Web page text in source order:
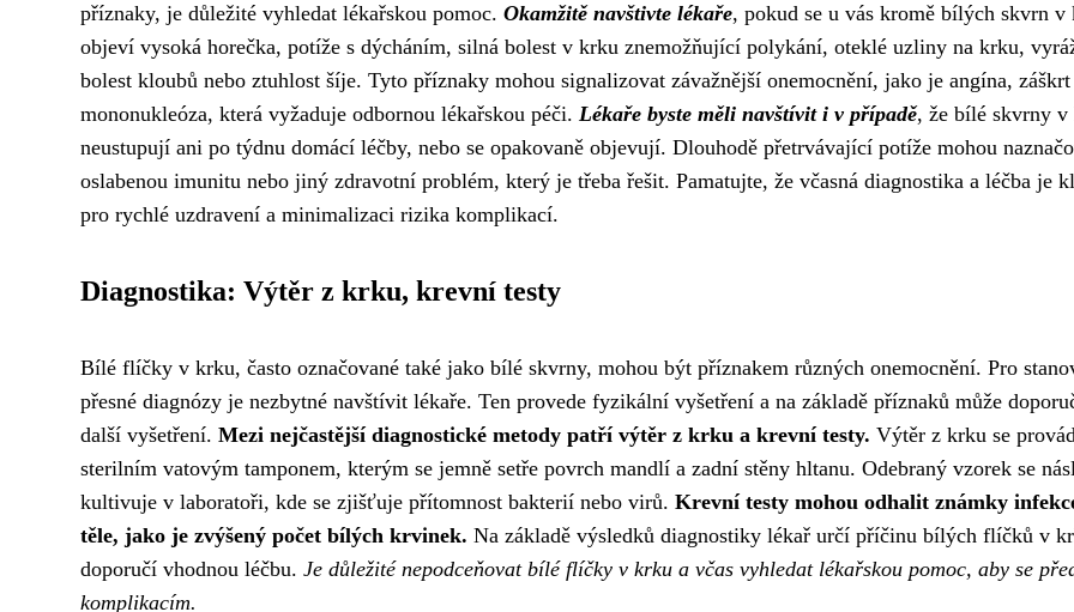
příznaky, je důležité vyhledat lékařskou pomoc. Okamžitě navštivte lékaře, pokud se u vás kromě bílých skvrn v
objeví vysoká horečka, potíže s dýcháním, silná bolest v krku znemožňující polykání, oteklé uzliny na krku,
bolest kloubů nebo ztuhlost šíje. Tyto příznaky mohou signalizovat závažnější onemocnění, jako je angína, záškrt
mononukleóza, která vyžaduje odbornou lékařskou péči. Lékaře byste měli navštívit i v případě, že bílé skvrny v
neustupují ani po týdnu domácí léčby, nebo se opakovaně objevují. Dlouhodě přetrvávající potíže mohou
oslabenou imunitu nebo jiný zdravotní problém, který je třeba řešit. Pamatujte, že včasná diagnostika a léčba je
pro rychlé uzdravení a minimalizaci rizika komplikací.
Diagnostika: Výtěr z krku, krevní testy
Bílé flíčky v krku, často označované také jako bílé skvrny, mohou být příznakem různých onemocnění. Pro
přesné diagnózy je nezbytné navštívit lékaře. Ten provede fyzikální vyšetření a na základě příznaků může
další vyšetření. Mezi nejčastější diagnostické metody patří výtěr z krku a krevní testy. Výtěr z krku se
sterilním vatovým tamponem, kterým se jemně setře povrch mandlí a zadní stěny hltanu. Odebraný vzorek se
kultivuje v laboratoři, kde se zjišťuje přítomnost bakterií nebo virů. Krevní testy mohou odhalit známky
těle, jako je zvýšený počet bílých krvinek. Na základě výsledků diagnostiky lékař určí příčinu bílých flíčků v
doporučí vhodnou léčbu. Je důležité nepodceňovat bílé flíčky v krku a včas vyhledat lékařskou pomoc, aby se
komplikacím.